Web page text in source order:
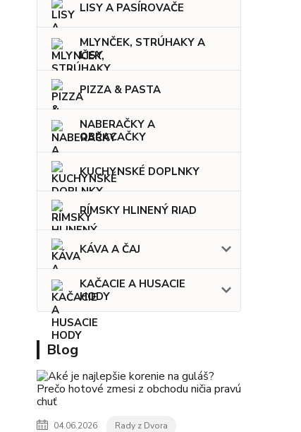
LISY A PASÍROVAČE
MLYNČEK, STRÚHAKY A
LISY
PIZZA & PASTA
NABERAČKY A
OBRACAČKY
KUCHYNSKÉ DOPLNKY
RÍMSKY HLINENÝ RIAD
KÁVA A ČAJ
KAČACIE A HUSACIE
HODY
Blog
04.06.2026 Rady z Dvora